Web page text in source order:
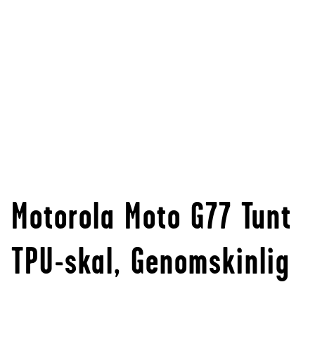
Motorola Moto G77 Tunt
TPU-skal, Genomskinlig